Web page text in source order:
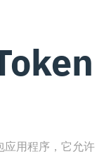
应用程序，它允许